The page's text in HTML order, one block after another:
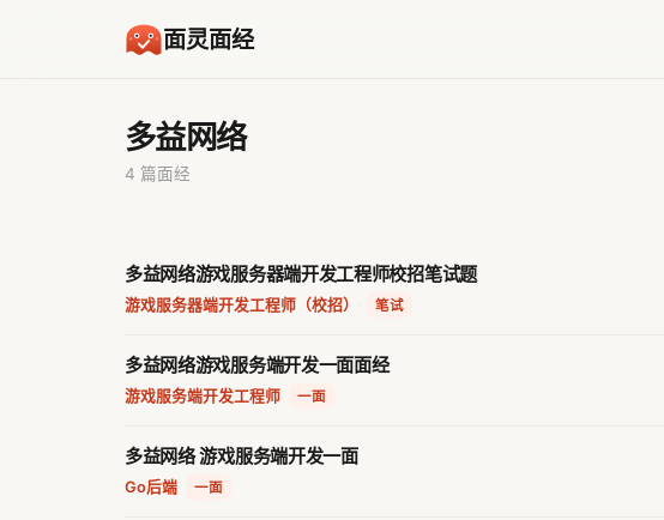
面灵面经
多益网络
4 篇面经
多益网络游戏服务器端开发工程师校招笔试题
游戏服务器端开发工程师（校招） 笔试
多益网络游戏服务端开发一面面经
游戏服务端开发工程师 一面
多益网络 游戏服务端开发一面
Go后端 一面